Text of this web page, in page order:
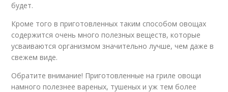
будет.
Кроме того в приготовленных таким способом овощах
содержится очень много полезных веществ, которые
усваиваются организмом значительно лучше, чем даже в
свежем виде.
Обратите внимание! Приготовленные на гриле овощи
намного полезнее вареных, тушеных и уж тем более